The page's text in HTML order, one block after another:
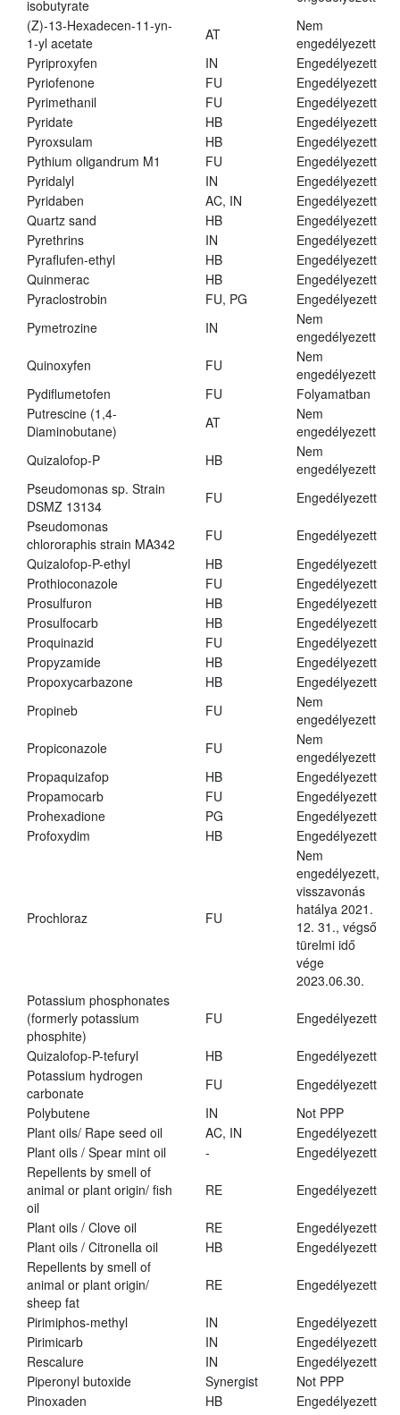
isobutyrate
(Z)-13-Hexadecen-11-yn-
1-yl acetate
AT
Nem
engedélyezett
Pyriproxyfen
IN
Engedélyezett
Pyriofenone
FU
Engedélyezett
Pyrimethanil
FU
Engedélyezett
Pyridate
HB
Engedélyezett
Pyroxsulam
HB
Engedélyezett
Pythium oligandrum M1
FU
Engedélyezett
Pyridalyl
IN
Engedélyezett
Pyridaben
AC, IN
Engedélyezett
Quartz sand
HB
Engedélyezett
Pyrethrins
IN
Engedélyezett
Pyraflufen-ethyl
HB
Engedélyezett
Quinmerac
HB
Engedélyezett
Pyraclostrobin
FU, PG
Engedélyezett
Pymetrozine
IN
Nem
engedélyezett
Quinoxyfen
FU
Nem
engedélyezett
Pydiflumetofen
FU
Folyamatban
Putrescine (1,4-
Diaminobutane)
AT
Nem
engedélyezett
Quizalofop-P
HB
Nem
engedélyezett
Pseudomonas sp. Strain
DSMZ 13134
FU
Engedélyezett
Pseudomonas
chlororaphis strain MA342
FU
Engedélyezett
Quizalofop-P-ethyl
HB
Engedélyezett
Prothioconazole
FU
Engedélyezett
Prosulfuron
HB
Engedélyezett
Prosulfocarb
HB
Engedélyezett
Proquinazid
FU
Engedélyezett
Propyzamide
HB
Engedélyezett
Propoxycarbazone
HB
Engedélyezett
Propineb
FU
Nem
engedélyezett
Propiconazole
FU
Nem
engedélyezett
Propaquizafop
HB
Engedélyezett
Propamocarb
FU
Engedélyezett
Prohexadione
PG
Engedélyezett
Profoxydim
HB Engedélyezett
Prochloraz FU
Nem
engedélyezett,
visszavonás
hatálya 2021.
12. 31., végső
türelmi idő
vége
2023.06.30.
Potassium phosphonates
(formerly potassium
phosphite)
FU Engedélyezett
Quizalofop-P-tefuryl HB
Engedélyezett
Potassium hydrogen
carbonate
FU
Engedélyezett
Polybutene
IN
Not PPP
Plant oils/ Rape seed oil
AC, IN
Engedélyezett
Plant oils / Spear mint oil
-
Engedélyezett
Repellents by smell of
animal or plant origin/ fish
oil
RE Engedélyezett
Plant oils / Clove oil RE
Engedélyezett
Plant oils / Citronella oil
HB
Engedélyezett
Repellents by smell of
animal or plant origin/
sheep fat
RE Engedélyezett
Pirimiphos-methyl IN
Engedélyezett
Pirimicarb
IN
Engedélyezett
Rescalure
IN
Engedélyezett
Piperonyl butoxide
Synergist
Not PPP
Pinoxaden
HB
Engedélyezett